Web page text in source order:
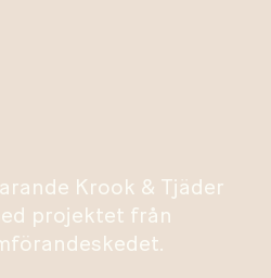
Krook & Tjäder
projektet från